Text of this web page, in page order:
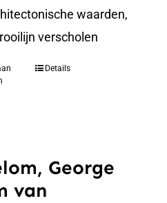
waarden,
verscholen
Details
George
van